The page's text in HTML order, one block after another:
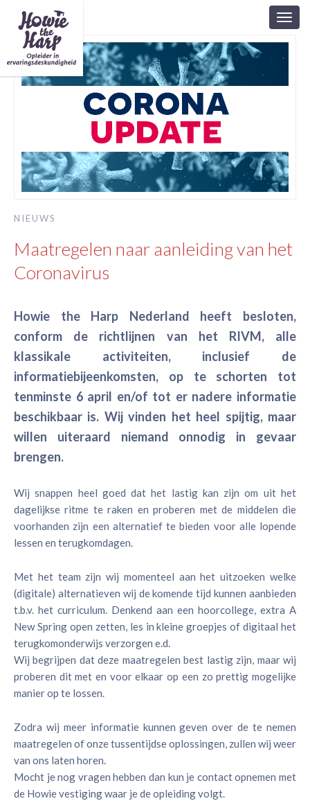
NIEUWS
Maatregelen naar aanleiding van het
Coronavirus
Howie the Harp Nederland heeft besloten,
conform de richtlijnen van het RIVM, alle
klassikale activiteiten, inclusief de
informatiebijeenkomsten, op te schorten tot
tenminste 6 april en/of tot er nadere informatie
beschikbaar is. Wij vinden het heel spijtig, maar
willen uiteraard niemand onnodig in gevaar
brengen.
Wij snappen heel goed dat het lastig kan zijn om uit het
dagelijkse ritme te raken en proberen met de middelen die
voorhanden zijn een alternatief te bieden voor alle lopende
lessen en terugkomdagen.
Met het team zijn wij momenteel aan het uitzoeken welke
(digitale) alternatieven wij de komende tijd kunnen aanbieden
t.b.v. het curriculum. Denkend aan een hoorcollege, extra A
New Spring open zetten, les in kleine groepjes of digitaal het
terugkomonderwijs verzorgen e.d.
Wij begrijpen dat deze maatregelen best lastig zijn, maar wij
proberen dit met en voor elkaar op een zo prettig mogelijke
manier op te lossen.
Zodra wij meer informatie kunnen geven over de te nemen
maatregelen of onze tussentijdse oplossingen, zullen wij weer
van ons laten horen.
Mocht je nog vragen hebben dan kun je contact opnemen met
de Howie vestiging waar je de opleiding volgt.